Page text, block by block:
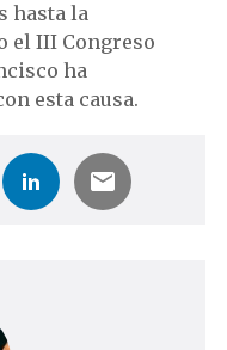
hasta la
el III Congreso
ha
esta causa.